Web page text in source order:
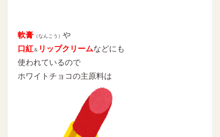
軟膏 （なんこう） や
口紅＆ リップクリームなどにも
使われているので
ホワイトチョコの主原料は